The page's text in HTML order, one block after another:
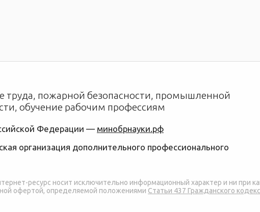
труда, пожарной безопасности, промышленной
обучение рабочим профессиям
Федерации — минобрнауки.рф
организация дополнительного профессионального
ресурс носит исключительно информационный характер и ни при
офертой, определяемой положениями Статьи 437 Гражданского